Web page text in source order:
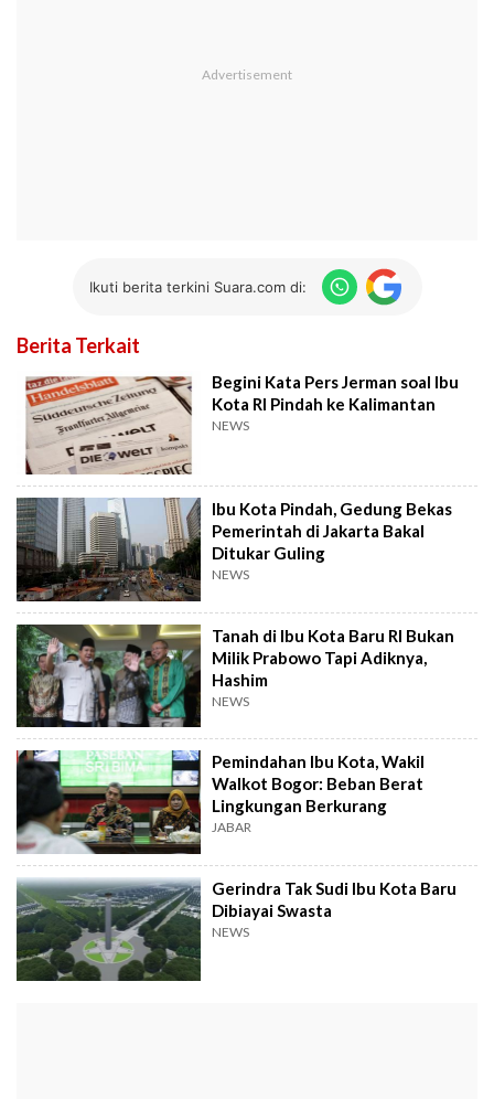
Ikuti berita terkini Suara.com di:
Berita Terkait
Begini Kata Pers Jerman soal Ibu
Kota RI Pindah ke Kalimantan
NEWS
Ibu Kota Pindah, Gedung Bekas
Pemerintah di Jakarta Bakal
Ditukar Guling
NEWS
Tanah di Ibu Kota Baru RI Bukan
Milik Prabowo Tapi Adiknya,
Hashim
NEWS
Pemindahan Ibu Kota, Wakil
Walkot Bogor: Beban Berat
Lingkungan Berkurang
JABAR
Gerindra Tak Sudi Ibu Kota Baru
Dibiayai Swasta
NEWS